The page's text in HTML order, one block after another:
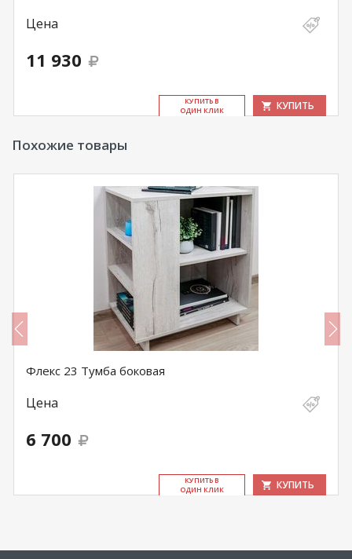
Цена
11 930
КУ­ПИТЬ В
ОДИН КЛИК
КУПИТЬ
Похожие товары
Флекс 23 Тумба боковая
Цена
6 700
КУ­ПИТЬ В
ОДИН КЛИК
КУПИТЬ